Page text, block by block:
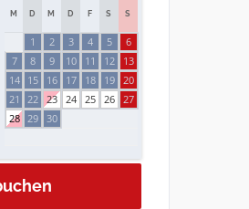
M D M D F S S
1 2 3 4 5
6
7
8 9 10 11 12
13
14
15 16 17 18 19 20
21
22 23 24 25 26 27
28 29 30